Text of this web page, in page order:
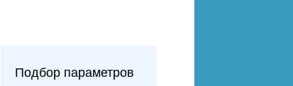
Подбор параметров